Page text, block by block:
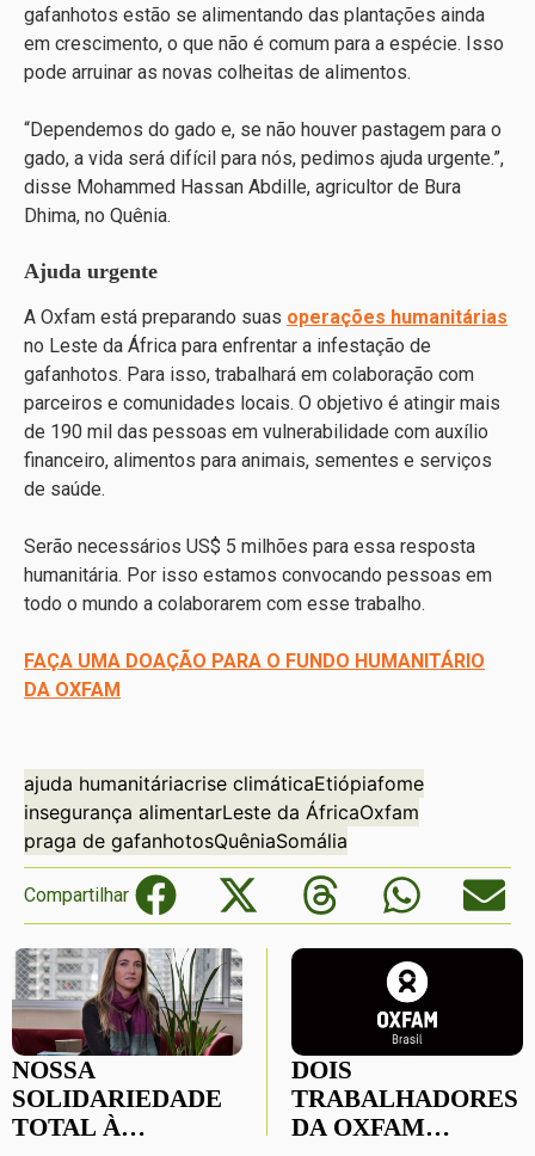
gafanhotos estão se alimentando das plantações ainda
em crescimento, o que não é comum para a espécie. Isso
pode arruinar as novas colheitas de alimentos.
“Dependemos do gado e, se não houver pastagem para o
gado, a vida será difícil para nós, pedimos ajuda urgente.”,
disse Mohammed Hassan Abdille, agricultor de Bura
Dhima, no Quênia.
Ajuda urgente
A Oxfam está preparando suas operações humanitárias
no Leste da África para enfrentar a infestação de
gafanhotos. Para isso, trabalhará em colaboração com
parceiros e comunidades locais. O objetivo é atingir mais
de 190 mil das pessoas em vulnerabilidade ​​com auxílio
financeiro, alimentos para animais, sementes e serviços
de saúde.
Serão necessários US$ 5 milhões para essa resposta
humanitária. Por isso estamos convocando pessoas em
todo o mundo a colaborarem com esse trabalho.
FAÇA UMA DOAÇÃO PARA O FUNDO HUMANITÁRIO
DA OXFAM
ajuda humanitáriacrise climáticaEtiópiafome
insegurança alimentarLeste da ÁfricaOxfam
praga de gafanhotosQuêniaSomália
Compartilhar
NOSSA
SOLIDARIEDADE
TOTAL À
DOIS
TRABALHADORES
DA OXFAM